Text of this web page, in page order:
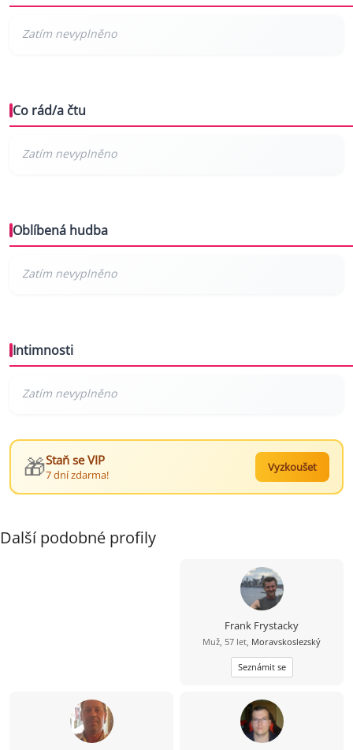
Co rád/a čtu
Oblíbená hudba
Intimnosti
🎁Staň se VIP
7 dní zdarma!
Vyzkoušet
Další podobné profily
Frank Frystacky
Muž, 57 let, Moravskoslezský
Seznámit se